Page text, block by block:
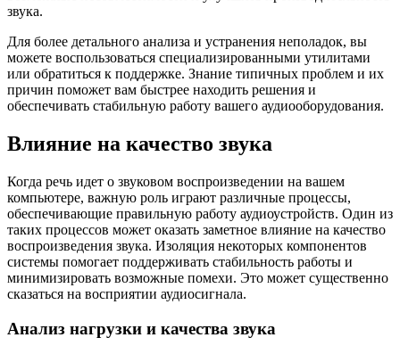
звука.
Для более детального анализа и устранения неполадок, вы
можете воспользоваться специализированными утилитами
или обратиться к поддержке. Знание типичных проблем и их
причин поможет вам быстрее находить решения и
обеспечивать стабильную работу вашего аудиооборудования.
Влияние на качество звука
Когда речь идет о звуковом воспроизведении на вашем
компьютере, важную роль играют различные процессы,
обеспечивающие правильную работу аудиоустройств. Один из
таких процессов может оказать заметное влияние на качество
воспроизведения звука. Изоляция некоторых компонентов
системы помогает поддерживать стабильность работы и
минимизировать возможные помехи. Это может существенно
сказаться на восприятии аудиосигнала.
Анализ нагрузки и качества звука